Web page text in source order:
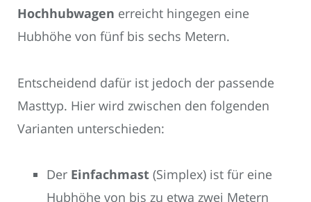
Hochhubwagen erreicht hingegen eine
Hubhöhe von fünf bis sechs Metern.
Entscheidend dafür ist jedoch der passende
Masttyp. Hier wird zwischen den folgenden
Varianten unterschieden:
Der Einfachmast (Simplex) ist für eine
Hubhöhe von bis zu etwa zwei Metern